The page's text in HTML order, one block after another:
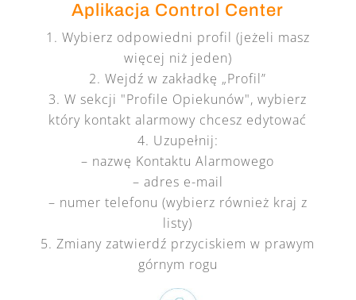
Aplikacja Control Center
Wybierz odpowiedni profil (jeżeli masz
więcej niż jeden)
Wejdź w zakładkę „Profil”
W sekcji "Profile Opiekunów", wybierz
który kontakt alarmowy chcesz edytować
Uzupełnij:
– nazwę Kontaktu Alarmowego
– adres e-mail
– numer telefonu (wybierz również kraj z
listy)
Zmiany zatwierdź przyciskiem w prawym
górnym rogu